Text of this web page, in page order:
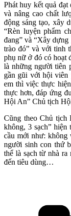
Phát huy kết quả
và nâng cao chất
động sáng tạo, xây
“Rèn luyện phẩm
đang” và “Xây dựng
trào đó” và với tinh
phụ nữ ở đó có hoạt
là những người tiên
gần gũi với hội viên
em thì việc thực
thực hơn, đáp ứng
Hội An” Chủ tịch
Cũng theo Chủ tịch
không, 3 sạch” hiện
cầu mới như: không
người sinh con thứ
thể là sạch từ nhà ra
đến tiêu dùng…